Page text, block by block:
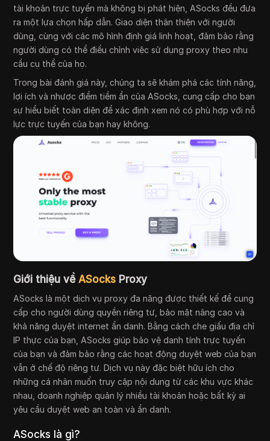
tài khoản trực tuyến mà không bị phát hiện, ASocks đều đưa
ra một lựa chọn hấp dẫn. Giao diện thân thiện với người
dùng, cùng với các mô hình định giá linh hoạt, đảm bảo rằng
người dùng có thể điều chỉnh việc sử dụng proxy theo nhu
cầu cụ thể của họ.
Trong bài đánh giá này, chúng ta sẽ khám phá các tính năng,
lợi ích và nhược điểm tiềm ẩn của ASocks, cung cấp cho bạn
sự hiểu biết toàn diện để xác định xem nó có phù hợp với nỗ
lực trực tuyến của bạn hay không.
Giới thiệu vềASocks Proxy
ASocks là một dịch vụ proxy đa năng được thiết kế để cung
cấp cho người dùng quyền riêng tư, bảo mật nâng cao và
khả năng duyệt internet ẩn danh. Bằng cách che giấu địa chỉ
IP thực của bạn, ASocks giúp bảo vệ danh tính trực tuyến
của bạn và đảm bảo rằng các hoạt động duyệt web của bạn
vẫn ở chế độ riêng tư. Dịch vụ này đặc biệt hữu ích cho
những cá nhân muốn truy cập nội dung từ các khu vực khác
nhau, doanh nghiệp quản lý nhiều tài khoản hoặc bất kỳ ai
yêu cầu duyệt web an toàn và ẩn danh.
ASocks là gì?